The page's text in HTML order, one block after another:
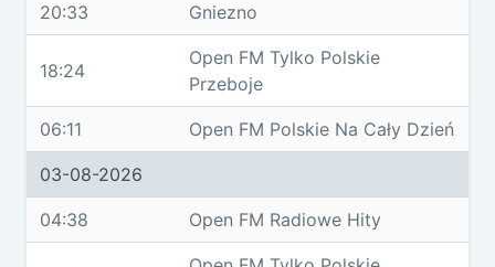
20:33 Gniezno
18:24
Open FM Tylko Polskie
Przeboje
06:11 Open FM Polskie Na Cały Dzień
03-08-2026
04:38 Open FM Radiowe Hity